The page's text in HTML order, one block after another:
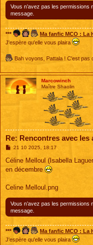
Vous n’avez pas les
message.
*** Ma fanfic MCO : La
J'espère qu'elle vous plaira
Bah voyons, Pattala ! C'est pas
Marcowinch
Maître Shaolin
Re: Rencontres avec les
M
s
a
21 10 2025, 18:17
Céline Melloul (Isabella
en décembre
Celine Melloul.png
Vous n’avez pas les
message.
*** Ma fanfic MCO : La
J'espère qu'elle vous plaira